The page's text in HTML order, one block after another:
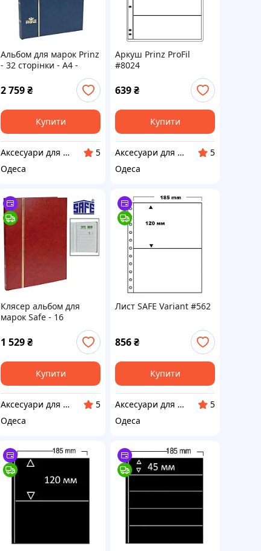
Альбом для марок Prinz
- 32 сторінки - A4 -
2 759₴
Купити
Аксесуари для колекціонерів SAFE
5
Одеса
Аркуш Prinz ProFil
#8024
639₴
Купити
Аксесуари для колекціонерів SAFE
5
Одеса
Клясер альбом для
марок Safe - 16
сторінки - червона
обкладинка
1 529₴
Купити
Аксесуари для колекціонерів SAFE
5
Одеса
Лист SAFE Variant #562
856₴
Купити
Аксесуари для колекціонерів SAFE
5
Одеса